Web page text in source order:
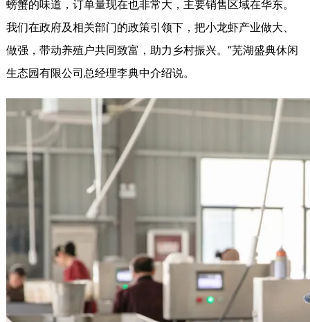
螃蟹的味道，订单量现在也非常大，主要销售区域在华东。
我们在政府及相关部门的政策引领下，把小龙虾产业做大、
做强，带动养殖户共同致富， 助力 乡村振兴。”芜湖盛典休闲
生态园有限公司总经理李典中介绍说。